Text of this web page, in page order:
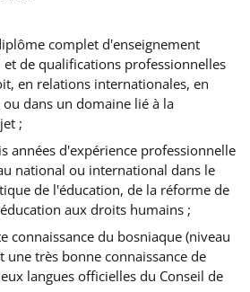
complet d'enseignement
et de qualifications professionnelles
en relations internationales, en
dans un domaine lié à la
;
années d'expérience professionnelle
national ou international dans le
de l'éducation, de la réforme de
aux droits humains ;
connaissance du bosniaque (niveau
une très bonne connaissance de
langues officielles du Conseil de